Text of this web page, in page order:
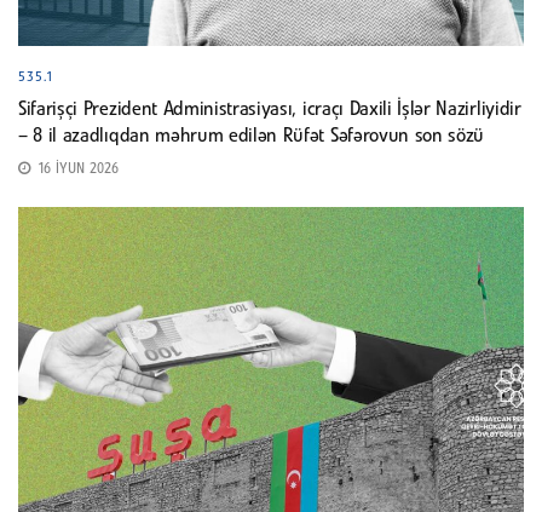
535.1
Sifarişçi Prezident Administrasiyası, icraçı Daxili İşlər Nazirliyidir
– 8 il azadlıqdan məhrum edilən Rüfət Səfərovun son sözü
16 İYUN 2026